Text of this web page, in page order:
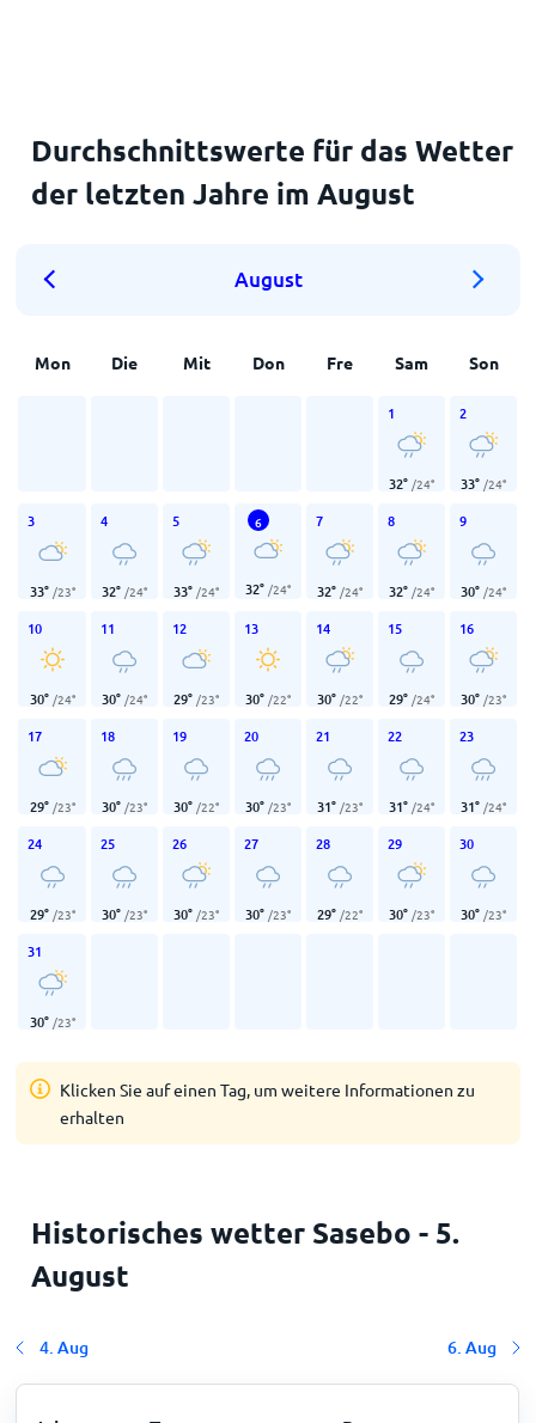
Durchschnittswerte für das Wetter
der letzten Jahre im August
August
Mon Die Mit Don Fre Sam Son
1
32° /24°
2
33° /24°
3
33° /23°
4
32° /24°
5
33° /24°
6
32° /24°
7
32° /24°
8
32° /24°
9
30° /24°
10
30° /24°
11
30° /24°
12
29° /23°
13
30° /22°
14
30° /22°
15
29° /24°
16
30° /23°
17
29° /23°
18
30° /23°
19
30° /22°
20
30° /23°
21
31° /23°
22
31° /24°
23
31° /24°
24
29° /23°
25
30° /23°
26
30° /23°
27
30° /23°
28
29° /22°
29
30° /23°
30
30° /23°
31
30° /23°
Klicken Sie auf einen Tag, um weitere Informationen zu
erhalten
Historisches wetter Sasebo - 5.
August
4. Aug 6. Aug